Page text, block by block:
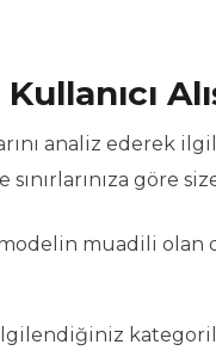
analiz ederek
göre
modelin muadili